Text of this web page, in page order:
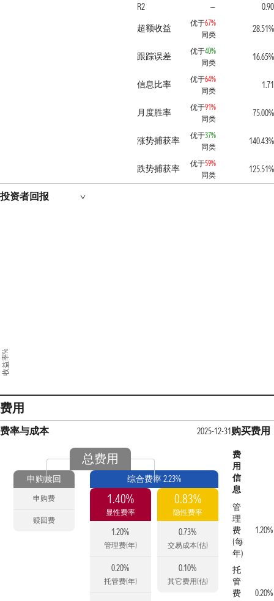
R2
—
0.90
超额收益
优于67%
同类
28.51%
跟踪误差 优于40%
同类
16.65%
信息比率 优于64%
同类
1.71
月度胜率 优于91%
同类
75.00%
涨势捕获率 优于37%
同类
140.43%
跌势捕获率 优于59%
同类
125.51%
投资者回报
收益率%
费用
费率与成本 2025-12-31
总费用
申购赎回
申购费
赎回费
综合费率 2.23%
1.40%
显性费率
1.20%
管理费(年)
0.20%
托管费(年)
0.83%
隐性费率
0.73%
交易成本(估)
0.10%
其它费用(估)
购买费用
费
用
信
息
管
理
费
(每
年)
1.20%
托
管
费
0.20%